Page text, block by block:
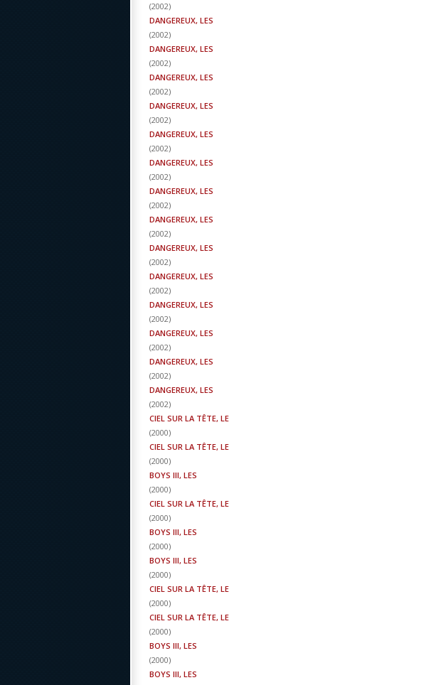
(2002)
DANGEREUX, LES
(2002)
DANGEREUX, LES
(2002)
DANGEREUX, LES
(2002)
DANGEREUX, LES
(2002)
DANGEREUX, LES
(2002)
DANGEREUX, LES
(2002)
DANGEREUX, LES
(2002)
DANGEREUX, LES
(2002)
DANGEREUX, LES
(2002)
DANGEREUX, LES
(2002)
DANGEREUX, LES
(2002)
DANGEREUX, LES
(2002)
DANGEREUX, LES
(2002)
DANGEREUX, LES
(2002)
CIEL SUR LA TÊTE, LE
(2000)
CIEL SUR LA TÊTE, LE
(2000)
BOYS III, LES
(2000)
CIEL SUR LA TÊTE, LE
(2000)
BOYS III, LES
(2000)
BOYS III, LES
(2000)
CIEL SUR LA TÊTE, LE
(2000)
CIEL SUR LA TÊTE, LE
(2000)
BOYS III, LES
(2000)
BOYS III, LES